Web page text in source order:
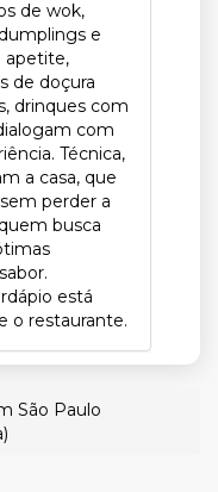
de wok,
e
apetite,
de doçura
drinques com
com
Técnica,
a casa, que
perder a
busca
está
o restaurante.
São Paulo